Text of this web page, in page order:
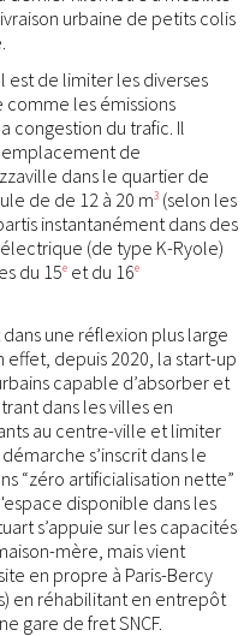
urbaine de petits colis
est de limiter les diverses
comme les émissions
congestion du trafic. Il
emplacement de
dans le quartier de
de de 12 à 20 m3 (selon les
instantanément dans des
(de type K-Ryole)
du 15e et du 16e
une réflexion plus large
effet, depuis 2020, la start-up
capable d’absorber et
dans les villes en
au centre-ville et limiter
s’inscrit dans le
“zéro artificialisation nette”
disponible dans les
s’appuie sur les capacités
mère, mais vient
en propre à Paris-Bercy
en réhabilitant en entrepôt
gare de fret SNCF.